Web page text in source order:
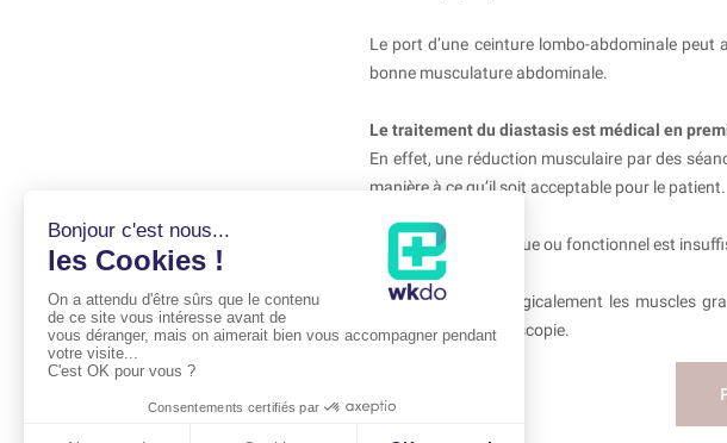
Le port d’une ceinture lombo-abdominale peut
bonne musculature abdominale.
Le traitement du diastasis est médical en
En effet, une réduction musculaire par des
manière à ce qu’il soit acceptable pour le patient.
Si le résultat esthétique ou fonctionnel est
On rapproche chirurgicalement les muscles
direct ou sous cœlioscopie.